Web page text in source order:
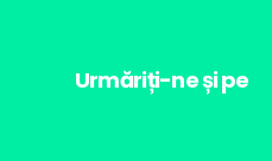
Urmăriți-ne și pe